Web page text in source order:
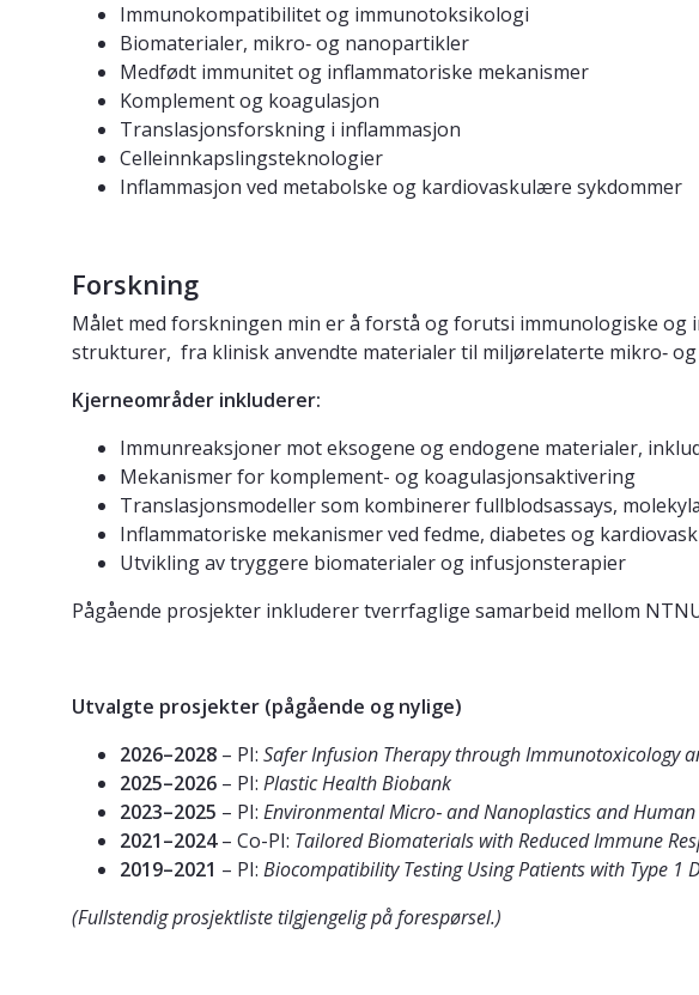
Immunokompatibilitet og immunotoksikologi
Biomaterialer, mikro‑ og nanopartikler
Medfødt immunitet og inflammatoriske mekanismer
Komplement og koagulasjon
Translasjonsforskning i inflammasjon
Celleinnkapslingsteknologier
Inflammasjon ved metabolske og kardiovaskulære sykdommer
Forskning
Målet med forskningen min er å forstå og forutsi immunologiske
strukturer, fra klinisk anvendte materialer til miljørelaterte mikro‑
Kjerneområder inkluderer:
Immunreaksjoner mot eksogene og endogene materialer,
Mekanismer for komplement- og koagulasjonsaktivering
Translasjonsmodeller som kombinerer fullblodsassays,
Inflammatoriske mekanismer ved fedme, diabetes og
Utvikling av tryggere biomaterialer og infusjonsterapier
Pågående prosjekter inkluderer tverrfaglige samarbeid mellom
Utvalgte prosjekter (pågående og nylige)
2026–2028 – PI: Safer Infusion Therapy through Immunotoxicology
2025–2026 – PI: Plastic Health Biobank
2023–2025 – PI: Environmental Micro‑ and Nanoplastics and
2021–2024– Co-PI: Tailored Biomaterials with Reduced Immune
2019–2021 – PI: Biocompatibility Testing Using Patients with Type 1
(Fullstendig prosjektliste tilgjengelig på forespørsel.)